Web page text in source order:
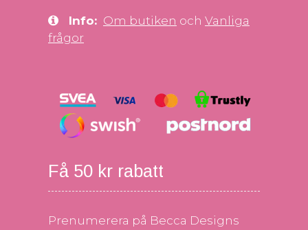
Info: Om butiken och Vanliga
frågor
Få 50 kr rabatt
Prenumerera på Becca Designs